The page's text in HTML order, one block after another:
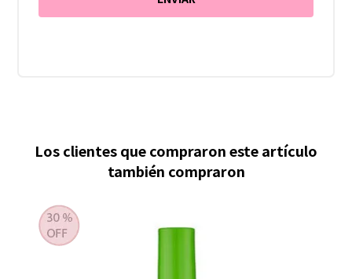
Los clientes que compraron este artículo
también compraron